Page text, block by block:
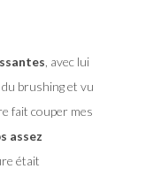
, avec lui
brushing et vu
fait couper mes
assez
était